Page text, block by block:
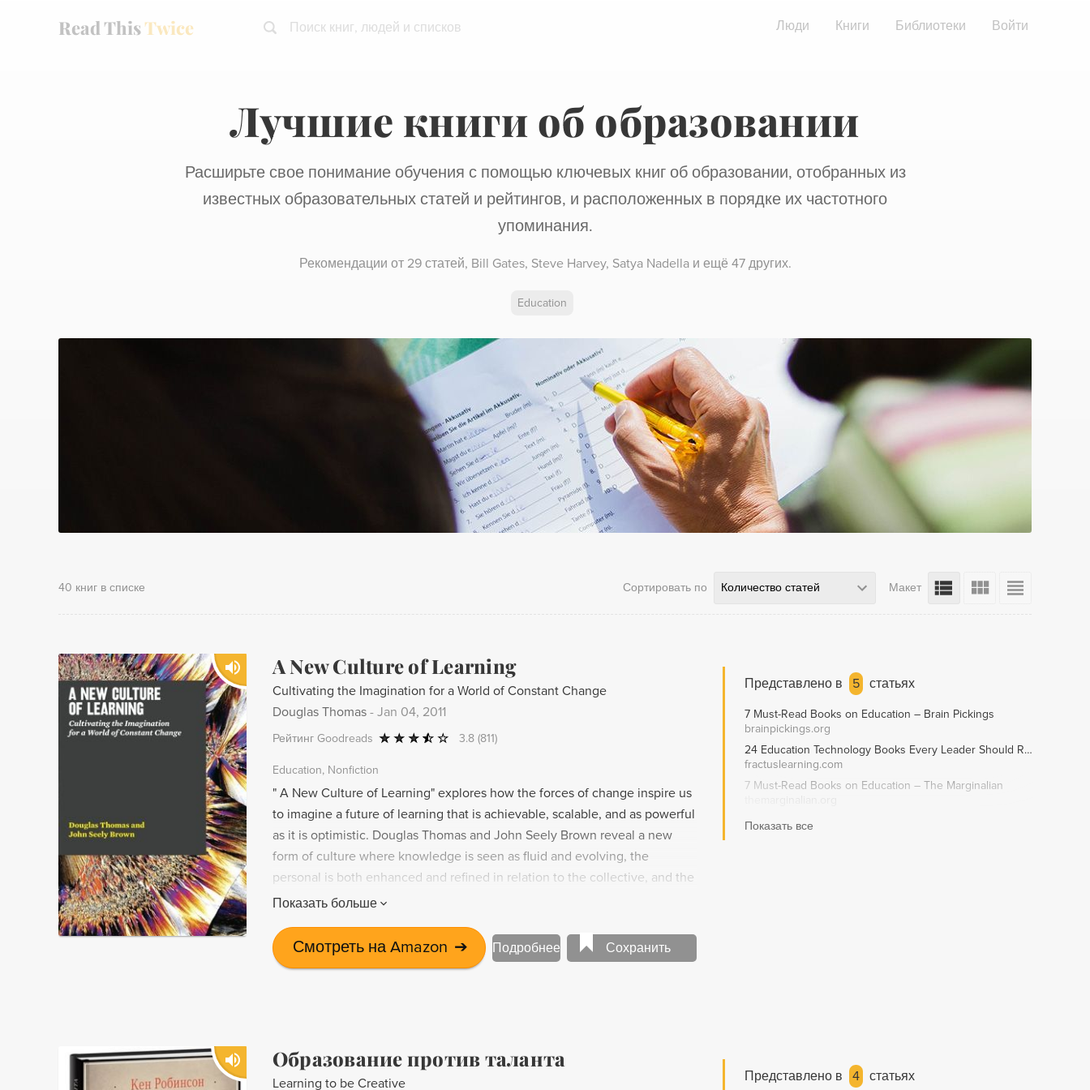
Read ThisTwice Поиск книг, людей и списков Люди Книги Библиотеки Войти
Лучшие книги об образовании
Расширьте свое понимание обучения с помощью ключевых книг об образовании, отобранных из
известных образовательных статей и рейтингов, и расположенных в порядке их частотного
упоминания.
Рекомендации от 29 статей, Bill Gates, Steve Harvey, Satya Nadellaи ещё 47 других.
Education
40 книг в списке Сортировать по Количество статей Макет
A New Culture of Learning
Cultivating the Imagination for a World of Constant Change
Douglas Thomas - Jan 04, 2011
Рейтинг Goodreads 3.8 (811)
Education Nonfiction
" A New Culture of Learning" explores how the forces of change inspire us
to imagine a future of learning that is achievable, scalable, and as powerful
as it is optimistic. Douglas Thomas and John Seely Brown reveal a new
form of culture where knowledge is seen as fluid and evolving, the
personal is both enhanced and refined in relation to the collective, and the
ability to manage, negotiate, and participate in the world is governed by
education and learning environments face in a fresh way, and provides a
roadmap showing how schools can prosper under the most difficult
Показать больше
Смотреть на Amazon ➔ Подробнее Сохранить
Представлено в 5 статьях
7 Must-Read Books on Education – Brain Pickings
brainpickings.org
24 Education Technology Books Every Leader Should Read - Fractus Learning
fractuslearning.com
7 Must-Read Books on Education – The Marginalian
Показать все
Образование против таланта
Learning to be Creative
Представлено в 4 статьях